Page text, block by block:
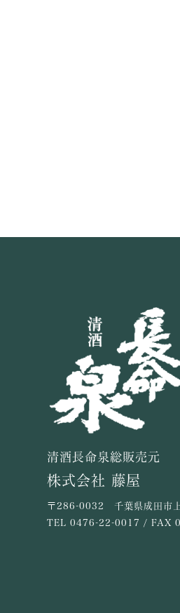
清酒長命泉総販売元
株式会社 藤屋
〒286-0032 千葉県成田市
TEL0476-22-0017 / FAX